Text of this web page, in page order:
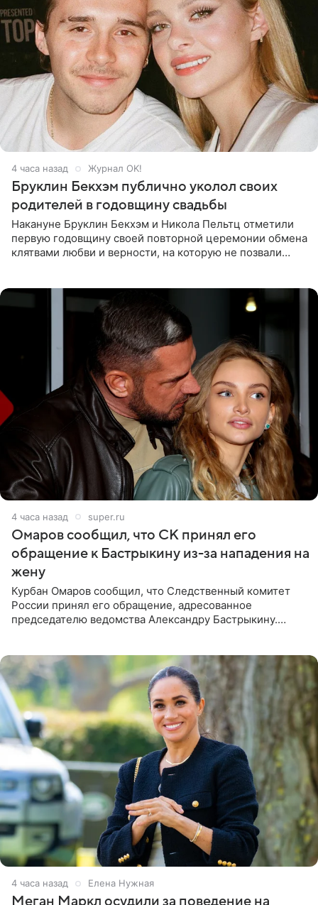
4 часа назад Журнал OK!
Бруклин Бекхэм публично уколол своих
родителей в годовщину свадьбы
Накануне Бруклин Бекхэм и Никола Пельтц отметили
первую годовщину своей повторной церемонии обмена
клятвами любви и верности, на которую не позвали
4 часа назад super.ru
Омаров сообщил, что СК принял его
обращение к Бастрыкину из-за нападения на
жену
Курбан Омаров сообщил, что Следственный комитет
России принял его обращение, адресованное
председателю ведомства Александру Бастрыкину.
4 часа назад Елена Нужная
Меган Маркл осудили за поведение на